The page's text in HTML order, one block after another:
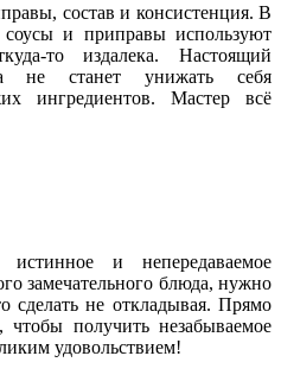
состав и консистенция. В
и приправы используют
то издалека. Настоящий
не станет унижать себя
ингредиентов. Мастер всё
и непередаваемое
замечательного блюда, нужно
сделать не откладывая. Прямо
чтобы получить незабываемое
удовольствием!